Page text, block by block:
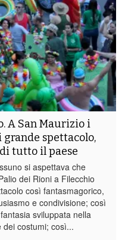
A San Maurizio i
spettacolo,
tutto il paese
si aspettava che
dei Rioni a Filecchio
così fantasmagorico,
e condivisione; così
sviluppata nella
dei costumi; così...